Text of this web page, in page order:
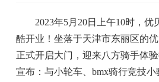
2023年5月20日上午10时，优
酷开业！坐落于天津市东丽区的优
正式开启大门，迎来八方骑手体
宣布：与小轮车、bmx骑行竞技小